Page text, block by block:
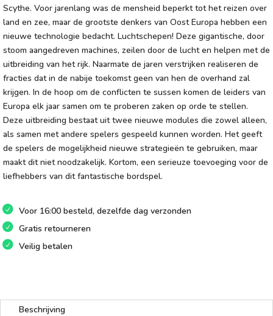
Scythe. Voor jarenlang was de mensheid beperkt tot het reizen over
land en zee, maar de grootste denkers van Oost Europa hebben een
nieuwe technologie bedacht. Luchtschepen! Deze gigantische, door
stoom aangedreven machines, zeilen door de lucht en helpen met de
uitbreiding van het rijk. Naarmate de jaren verstrijken realiseren de
fracties dat in de nabije toekomst geen van hen de overhand zal
krijgen. In de hoop om de conflicten te sussen komen de leiders van
Europa elk jaar samen om te proberen zaken op orde te stellen.
Deze uitbreiding bestaat uit twee nieuwe modules die zowel alleen,
als samen met andere spelers gespeeld kunnen worden. Het geeft
de spelers de mogelijkheid nieuwe strategieën te gebruiken, maar
maakt dit niet noodzakelijk. Kortom, een serieuze toevoeging voor de
liefhebbers van dit fantastische bordspel.
Voor 16:00 besteld, dezelfde dag verzonden
Gratis retourneren
Veilig betalen
Beschrijving